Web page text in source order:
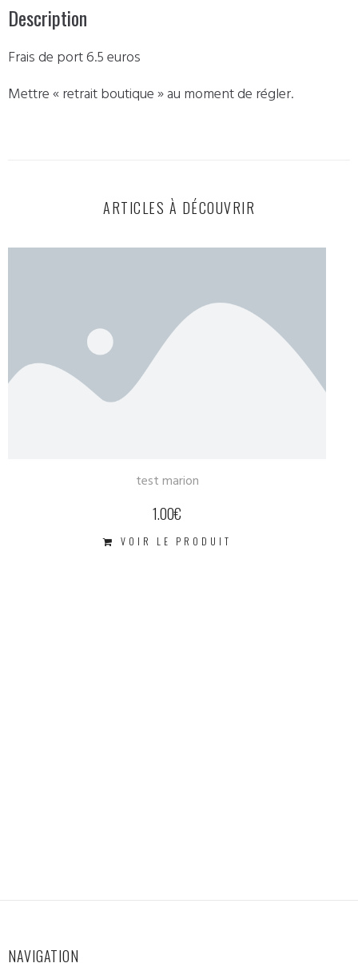
Description
Frais de port 6.5 euros
Mettre « retrait boutique » au moment de régler.
ARTICLES À DÉCOUVRIR
test marion
1.00€
VOIR LE PRODUIT
NAVIGATION